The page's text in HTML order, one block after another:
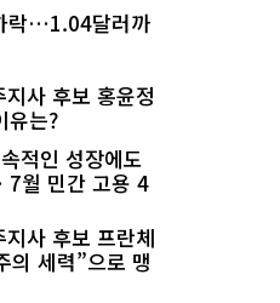
락…1.04달러까
사 후보 홍윤정
는?
적인 성장에도
월 민간 고용 4
사 후보 프란체
의 세력”으로 맹